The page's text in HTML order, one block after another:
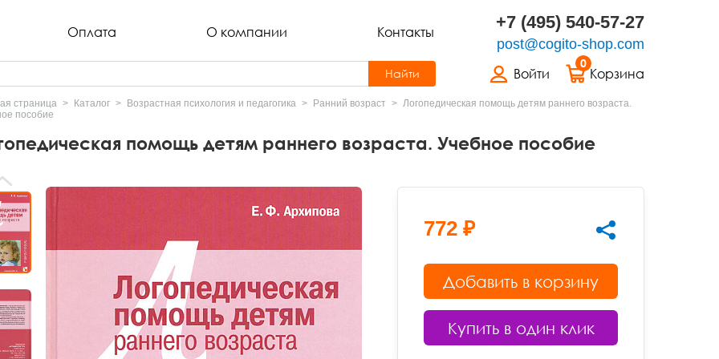
Оплата О компании Контакты +7 (495) 540-57-27
post@cogito-shop.com
Войти
0
Корзина
Найти
страница Каталог Возрастная психология и педагогика Ранний возраст
Логопедическая помощь детям раннего возраста.
пособие
помощь детям раннего возраста. Учебное пособие
772 ₽
Добавить в корзину
Купить в один клик